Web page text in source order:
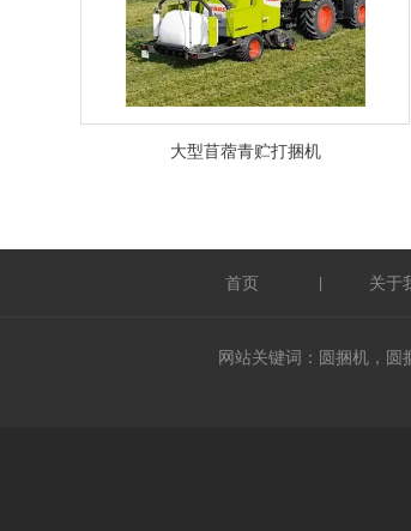
大型苜蓿青贮打捆机
首页 关于
网站关键词：圆捆机，